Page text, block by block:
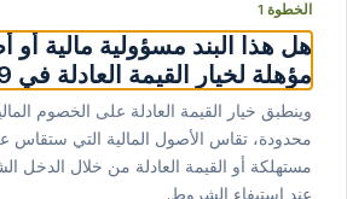
الخطوة 1
هل هذا البند مسؤولية مالية أو
مؤهلة لخيار القيمة العادلة في IFRS 9؟
وينطبق خيار القيمة العادلة على الخصوم
محدودة، تقاس الأصول المالية التي ستقاس
عند استيفاء الشروط.